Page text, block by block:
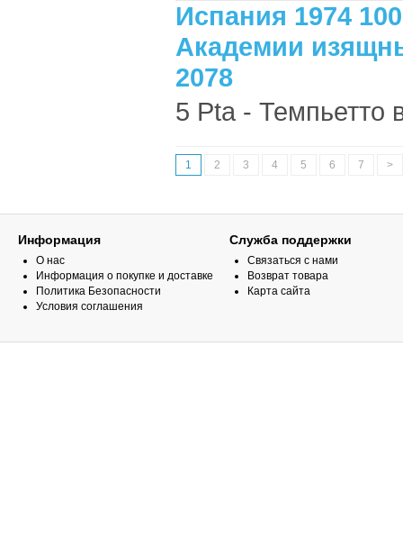
Испания 1974
Академии
2078
5 Pta - Темпьетто
1 2 3 4 5 6 7 >
Информация
О нас
Информация о покупке и доставке
Политика Безопасности
Условия соглашения
Служба поддержки
Связаться с нами
Возврат товара
Карта сайта